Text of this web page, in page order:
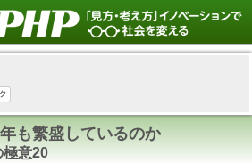
も繁盛しているのか
極意20